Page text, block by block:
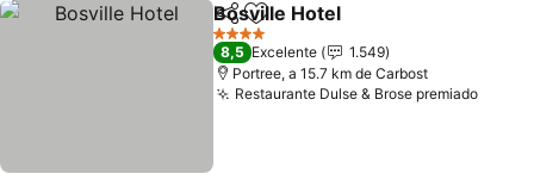
PartilharAdicionar aos favoritos
Bosville Hotel
4 Estrelas
8,5 Excelente
1.549
Portree, a 15.7 km de Carbost
Restaurante Dulse & Brose premiado